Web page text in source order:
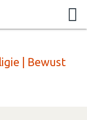
| Bewust